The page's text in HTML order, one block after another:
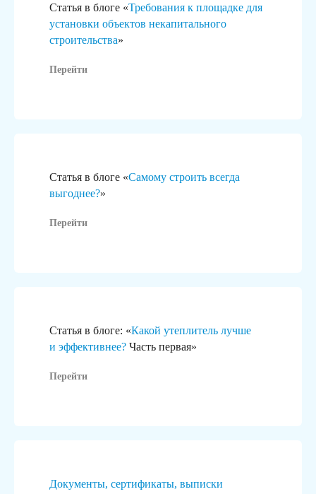
Статья в блоге «Требования к площадке для
установки объектов некапитального
строительства»
Перейти
Статья в блоге «Самому строить всегда
выгоднее?»
Перейти
Статья в блоге: «Какой утеплитель лучше
и эффективнее? Часть первая»
Перейти
Документы, сертификаты, выписки